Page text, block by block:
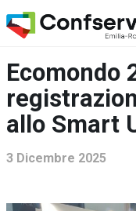
Ecomondo
allo Smart
3 Dicembre 2025